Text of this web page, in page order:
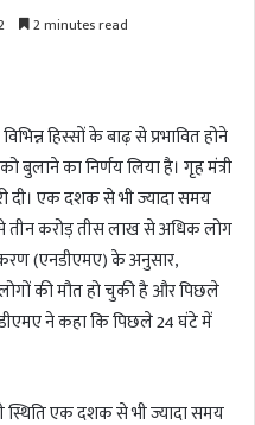
2 minutes read
हिस्सों के बाढ़ से प्रभावित होने
बुलाने का निर्णय लिया है। गृह मंत्री
दी। एक दशक से भी ज्यादा समय
तीन करोड़ तीस लाख से अधिक लोग
(एनडीएमए) के अनुसार,
की मौत हो चुकी है और पिछले
ने कहा कि पिछले 24 घंटे में
स्थिति एक दशक से भी ज्यादा समय